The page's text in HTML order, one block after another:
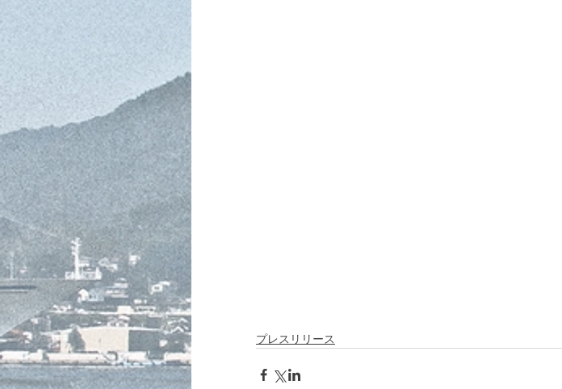
プレスリリース